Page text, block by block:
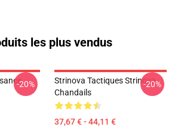
les plus vendus
-20%
Strinova Tactiques Strinova
Chandails
37,67 € - 44,11 €
-20%